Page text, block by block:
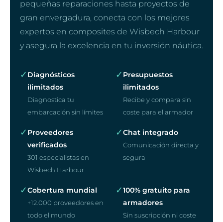
pequeñas reparaciones hasta proyectos de
gran envergadura, conecta con los mejores
expertos en composites de Wisbech Harbour
y asegura la excelencia en tu inversión náutica.
✓ Diagnósticos
ilimitados
Diagnostica tu
embarcación sin límites
✓ Presupuestos
ilimitados
Recibe y compara sin
coste para el armador
✓ Proveedores
verificados
301 especialistas en
Wisbech Harbour
✓Chat integrado
Comunicación directa y
segura
✓Cobertura mundial
+12.000 proveedores en
todo el mundo
✓100% gratuito para
armadores
Sin suscripción ni coste